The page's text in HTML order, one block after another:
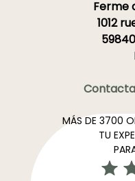
Ferme
1012
MÁS DE 3700
TU